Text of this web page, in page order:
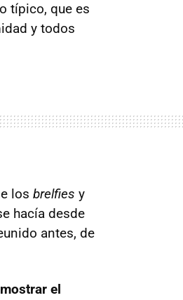
típico, que es
y todos
los brelfies y
hacía desde
antes, de
mostrar el